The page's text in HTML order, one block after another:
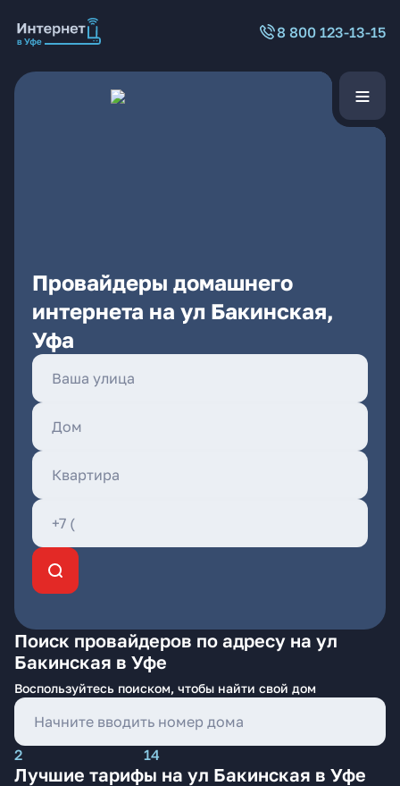
8 800 123-13-15
Провайдеры домашнего
интернета на ул Бакинская,
Уфа
Поиск провайдеров по адресу на ул
Бакинская в Уфе
Воспользуйтесь поиском, чтобы найти свой дом
2 14
Лучшие тарифы на ул Бакинская в Уфе